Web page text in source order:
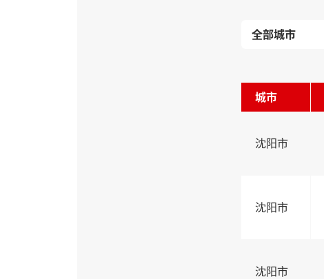
城市
沈阳市
沈阳市
沈阳市